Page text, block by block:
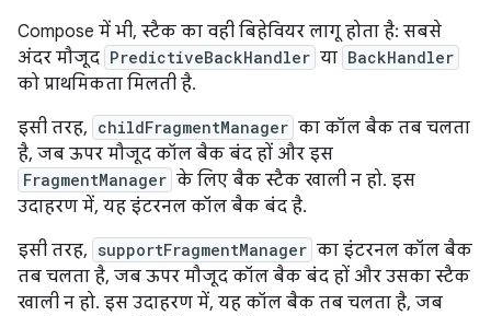
Compose में भी, स्टैक का वही बिहेवियर लागू होता है: सबसे
अंदर मौजूद PredictiveBackHandler या BackHandler
को प्राथमिकता मिलती है.
इसी तरह, childFragmentManager का कॉल बैक तब चलता
है, जब ऊपर मौजूद कॉल बैक बंद हों और इस
FragmentManager के लिए बैक स्टैक खाली न हो. इस
उदाहरण में, यह इंटरनल कॉल बैक बंद है.
इसी तरह, supportFragmentManager का इंटरनल कॉल बैक
तब चलता है, जब ऊपर मौजूद कॉल बैक बंद हों और उसका स्टैक
खाली न हो. इस उदाहरण में, यह कॉल बैक तब चलता है, जब